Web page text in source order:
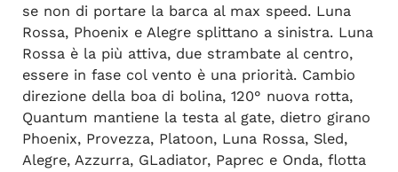
se non di portare la barca al max speed. Luna
Rossa, Phoenix e Alegre splittano a sinistra. Luna
Rossa è la più attiva, due strambate al centro,
essere in fase col vento è una priorità. Cambio
direzione della boa di bolina, 120° nuova rotta,
Quantum mantiene la testa al gate, dietro girano
Phoenix, Provezza, Platoon, Luna Rossa, Sled,
Alegre, Azzurra, GLadiator, Paprec e Onda, flotta